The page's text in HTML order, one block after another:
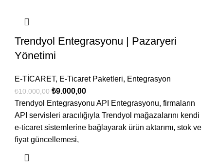
Trendyol Entegrasyonu | Pazaryeri
Yönetimi
E-TİCARET, E-Ticaret Paketleri, Entegrasyon
₺10.000,00 ₺9.000,00
Trendyol Entegrasyonu API Entegrasyonu, firmaların
API servisleri aracılığıyla Trendyol mağazalarını kendi
e-ticaret sistemlerine bağlayarak ürün aktarımı, stok ve
fiyat güncellemesi,